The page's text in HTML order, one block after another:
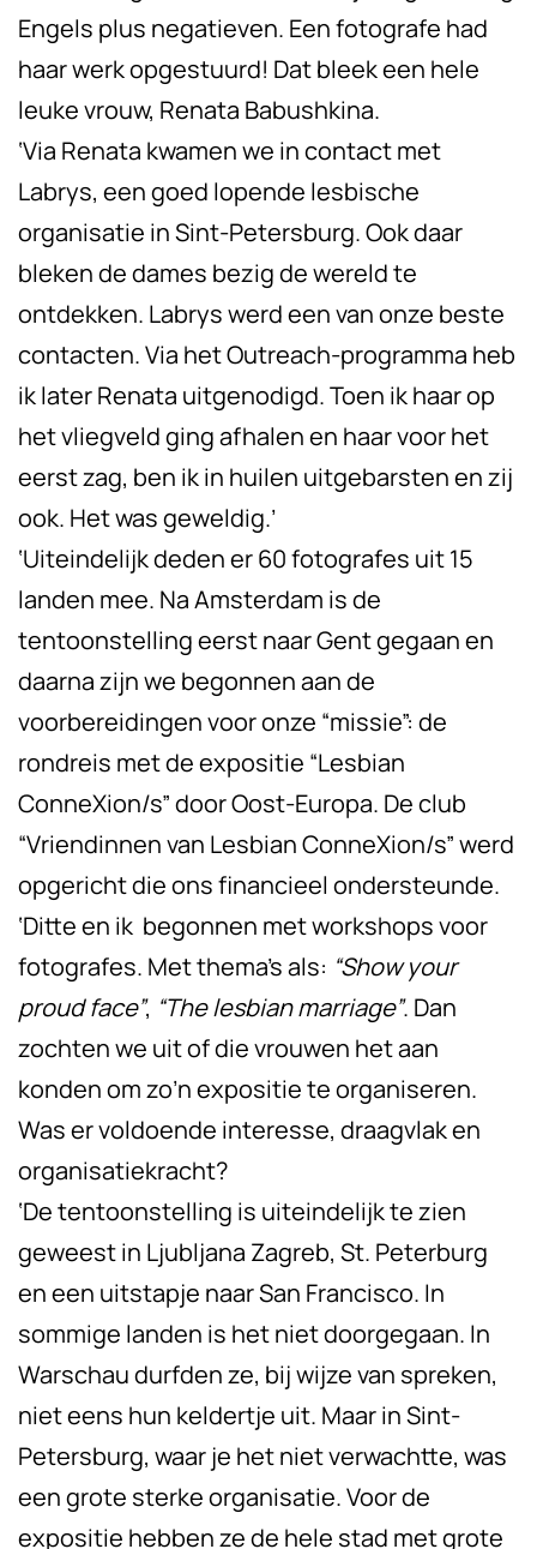
Engels plus negatieven. Een fotografe had
haar werk opgestuurd! Dat bleek een hele
leuke vrouw, Renata Babushkina.
‘Via Renata kwamen we in contact met
Labrys, een goed lopende lesbische
organisatie in Sint-Petersburg. Ook daar
bleken de dames bezig de wereld te
ontdekken. Labrys werd een van onze beste
contacten. Via het Outreach-programma heb
ik later Renata uitgenodigd. Toen ik haar op
het vliegveld ging afhalen en haar voor het
eerst zag, ben ik in huilen uitgebarsten en zij
ook. Het was geweldig.’
‘Uiteindelijk deden er 60 fotografes uit 15
landen mee. Na Amsterdam is de
tentoonstelling eerst naar Gent gegaan en
daarna zijn we begonnen aan de
voorbereidingen voor onze “missie”: de
rondreis met de expositie “Lesbian
ConneXion/s” door Oost-Europa. De club
“Vriendinnen van Lesbian ConneXion/s” werd
opgericht die ons financieel ondersteunde.
‘Ditte en ik begonnen met workshops voor
fotografes. Met thema’s als: “Show your
proud face”, “The lesbian marriage”. Dan
zochten we uit of die vrouwen het aan
konden om zo’n expositie te organiseren.
Was er voldoende interesse, draagvlak en
organisatiekracht?
‘De tentoonstelling is uiteindelijk te zien
geweest in Ljubljana Zagreb, St. Peterburg
en een uitstapje naar San Francisco. In
sommige landen is het niet doorgegaan. In
Warschau durfden ze, bij wijze van spreken,
niet eens hun keldertje uit. Maar in Sint-
Petersburg, waar je het niet verwachtte, was
een grote sterke organisatie. Voor de
expositie hebben ze de hele stad met grote